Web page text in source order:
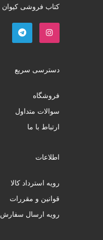
کتاب فروشی کیوان
دسترسی سریع
فروشگاه
سوالات متداول
ارتباط با ما
اطلاعات
رویه استرداد کالا
قوانین و مقررات
رویه ارسال سفارش